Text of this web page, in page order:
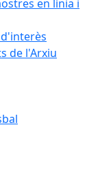
en línia i
de l'Arxiu